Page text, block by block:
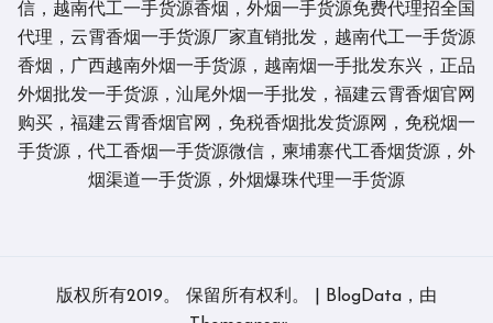
信，越南代工一手货源香烟，外烟一手货源免费代理招全国
代理，云霄香烟一手货源厂家直销批发，越南代工一手货源
香烟，广西越南外烟一手货源，越南烟一手批发东兴，正品
外烟批发一手货源，汕尾外烟一手批发，福建云霄香烟官网
购买，福建云霄香烟官网，免税香烟批发货源网，免税烟一
手货源，代工香烟一手货源微信，柬埔寨代工香烟货源，外
烟渠道一手货源，外烟爆珠代理一手货源
版权所有2019。 保留所有权利。 BlogData ，由